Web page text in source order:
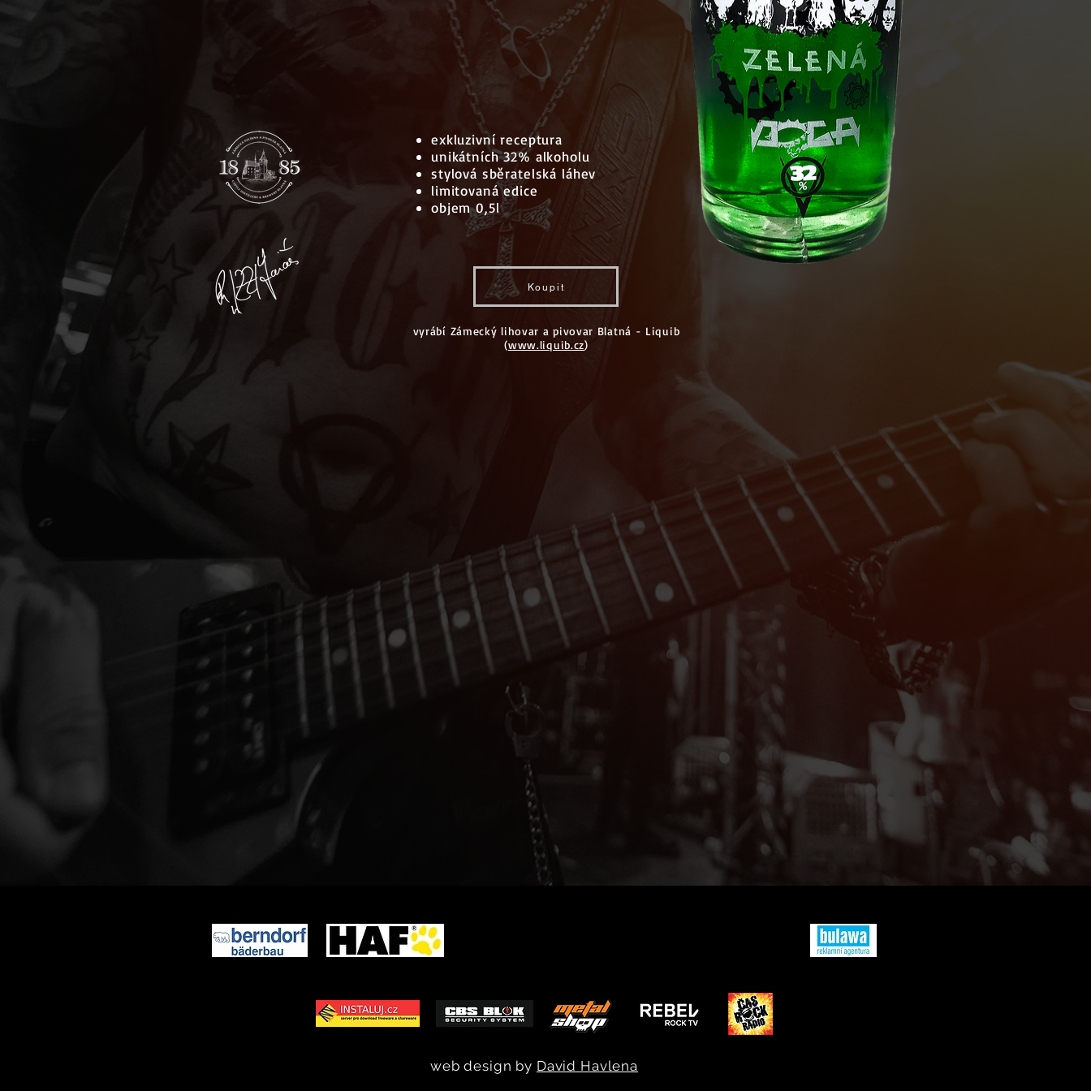
exkluzivní receptura
unikátních 32% alkoholu
stylová sběratelská láhev
limitovaná edice
objem 0,5l
Koupit
vyrábí Zámecký lihovar a pivovar Blatná - Liquib
(www.liquib.cz)
web design by David Havlena